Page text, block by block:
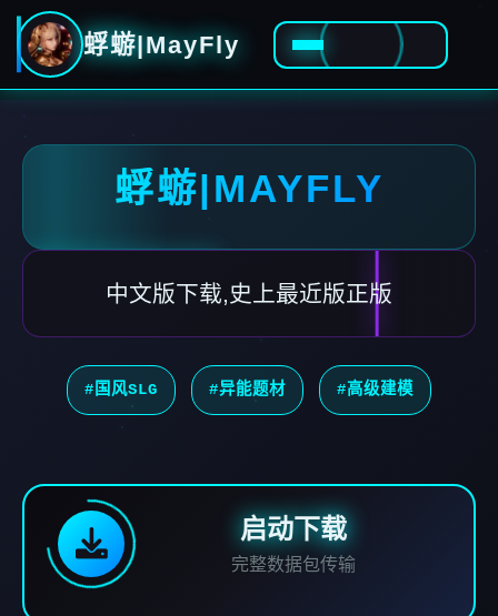
蜉蝣|MayFly
蜉蝣|MAYFLY
中文版下载,史上最近版正版
#国风SLG #异能题材 #高级建模
启动下载
完整数据包传输